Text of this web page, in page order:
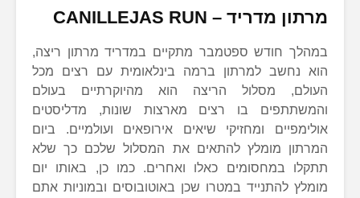
מרתון מדריד – CANILLEJAS RUN
במהלך חודש ספטמבר מתקיים במדריד מרתון ריצה,
הוא נחשב למרתון ברמה בינלאומית עם רצים מכל
העולם, מסלול הריצה הוא מהיוקרתיים בעולם
והמשתתפים בו רצים מארצות שונות, מדליסטים
אולימפיים ומחזיקי שיאים אירופאים ועולמיים. ביום
המרתון מומלץ להתאים את המסלול שלכם כך שלא
תתקלו במחסומים כאלו ואחרים. כמו כן, באותו יום
מומלץ להתנייד במטרו שכן באוטובוסים ובמוניות אתם